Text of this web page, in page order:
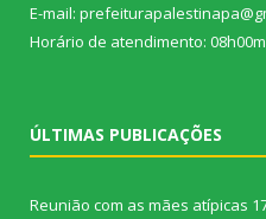
E-mail:
Horário de atendimento:
ÚLTIMAS PUBLICAÇÕES
Reunião com as mães atípicas